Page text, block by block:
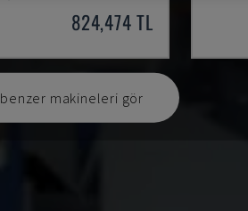
824,474 TL
makineleri gör